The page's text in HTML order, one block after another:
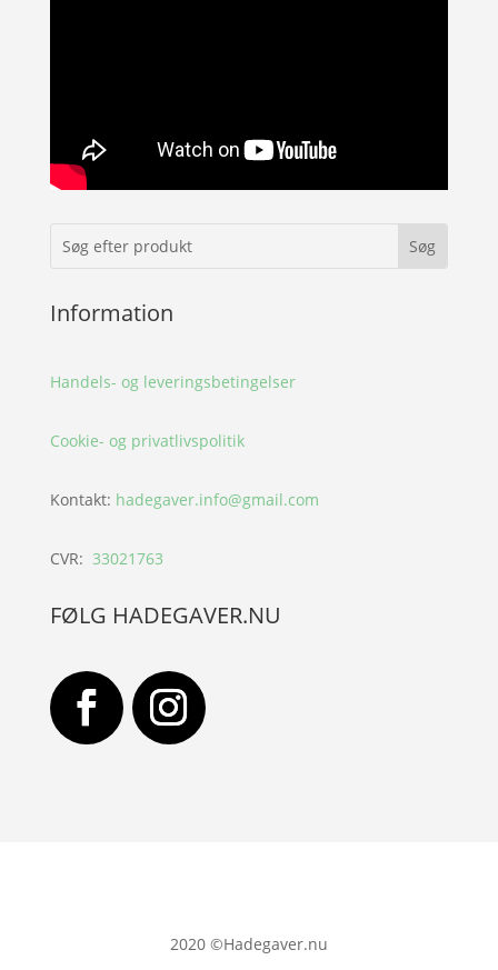
Information
Handels- og leveringsbetingelser
Cookie- og privatlivspolitik
Kontakt: hadegaver.info@gmail.com
CVR: 33021763
FØLG HADEGAVER.NU
2020 ©Hadegaver.nu